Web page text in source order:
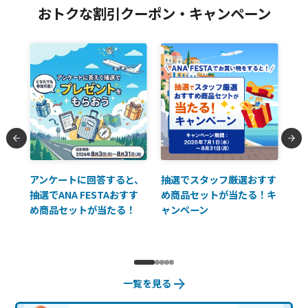
おトクな割引クーポン・キャンペーン
アンケートに回答すると、
抽選でANA FESTAおすす
め商品セットが当たる！
抽選でスタッフ厳選おすす
め商品セットが当たる！キ
ャンペーン
一覧を見る